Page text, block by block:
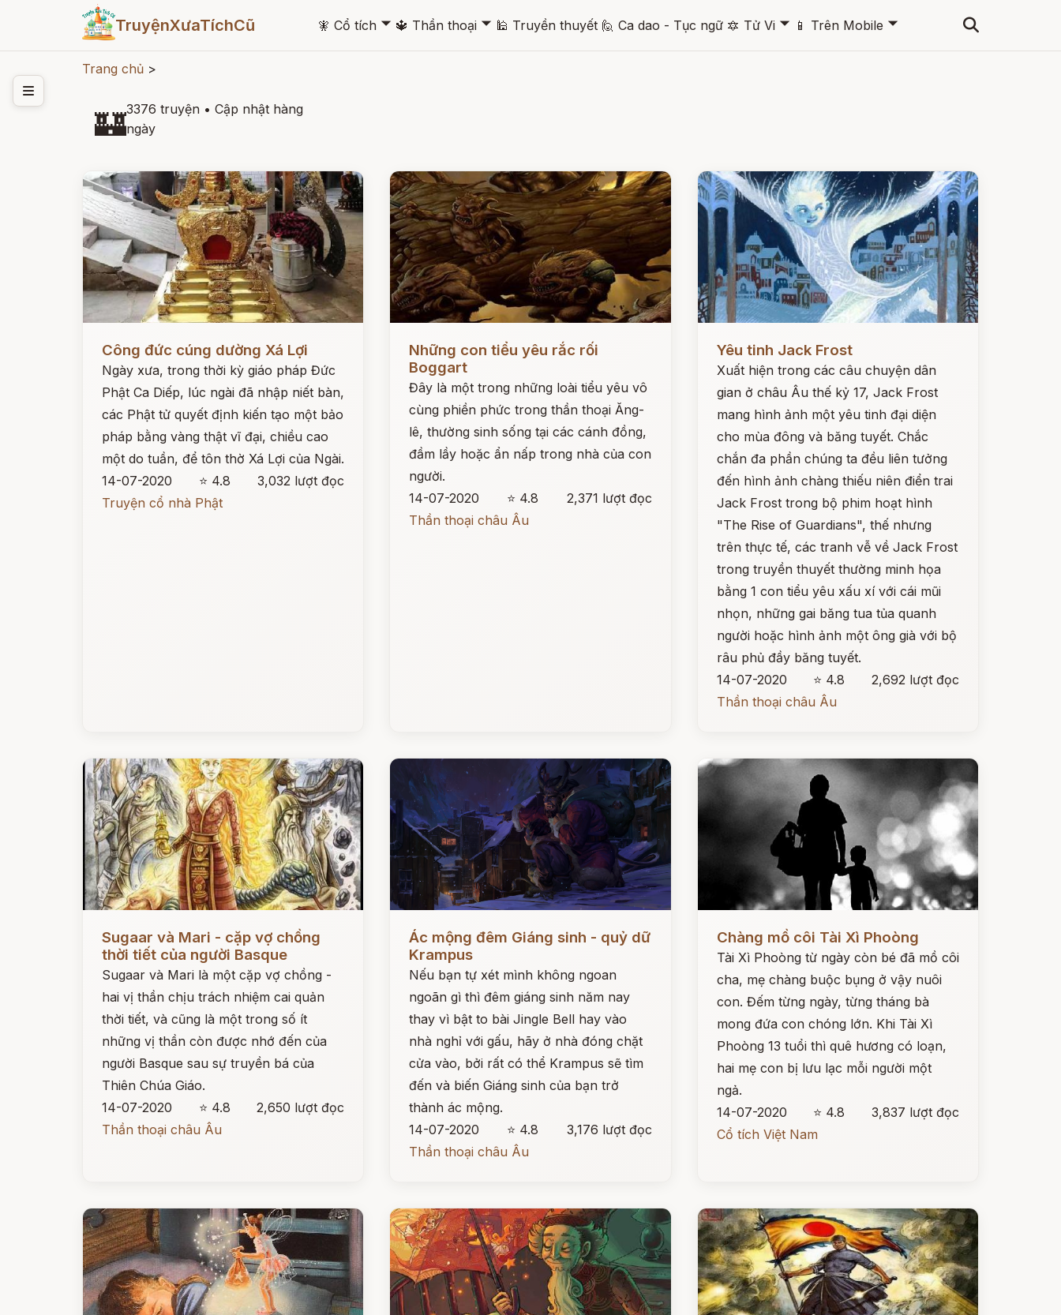
TruyệnXưaTíchCũ 🧚 Cổ tích 🞃 🔱 Thần thoại 🞃 🕌 Truyền thuyết 🙋 Ca dao - Tục ngữ 🔯 Tử Vi 🞃 📱 Trên Mobile 🞃
Trang chủ >
🏰3376 truyện • Cập nhật hàng
ngày
Công đức cúng dường Xá Lợi
Ngày xưa, trong thời kỳ giáo pháp Đức
Phật Ca Diếp, lúc ngài đã nhập niết bàn,
các Phật tử quyết định kiến tạo một bảo
pháp bằng vàng thật vĩ đại, chiều cao
một do tuần, để tôn thờ Xá Lợi của Ngài.
14-07-2020
⭐ 4.8
3,032 lượt đọc
Truyện cổ nhà Phật
Những con tiểu yêu rắc rối
Boggart
Đây là một trong những loài tiểu yêu vô
cùng phiền phức trong thần thoại Ăng-
lê, thường sinh sống tại các cánh đồng,
đầm lầy hoặc ẩn nấp trong nhà của con
người.
14-07-2020
⭐ 4.8
2,371 lượt đọc
Thần thoại châu Âu
Yêu tinh Jack Frost
Xuất hiện trong các câu chuyện dân
gian ở châu Âu thế kỷ 17, Jack Frost
mang hình ảnh một yêu tinh đại diện
cho mùa đông và băng tuyết. Chắc
chắn đa phần chúng ta đều liên tưởng
đến hình ảnh chàng thiếu niên điển trai
Jack Frost trong bộ phim hoạt hình
"The Rise of Guardians", thế nhưng
trên thực tế, các tranh vễ về Jack Frost
trong truyền thuyết thường minh họa
bằng 1 con tiểu yêu xấu xí với cái mũi
nhọn, những gai băng tua tủa quanh
người hoặc hình ảnh một ông già với bộ
râu phủ đầy băng tuyết.
14-07-2020
⭐ 4.8
2,692 lượt đọc
Thần thoại châu Âu
Sugaar và Mari - cặp vợ chồng
thời tiết của người Basque
Sugaar và Mari là một cặp vợ chồng -
hai vị thần chịu trách nhiệm cai quản
thời tiết, và cũng là một trong số ít
những vị thần còn được nhớ đến của
người Basque sau sự truyền bá của
Thiên Chúa Giáo.
14-07-2020
⭐ 4.8
2,650 lượt đọc
Thần thoại châu Âu
Đọc ngay
Ác mộng đêm Giáng sinh - quỷ dữ
Krampus
Nếu bạn tự xét mình không ngoan
ngoãn gì thì đêm giáng sinh năm nay
thay vì bật to bài Jingle Bell hay vào
nhà nghỉ với gấu, hãy ở nhà đóng chặt
cửa vào, bởi rất có thể Krampus sẽ tìm
đến và biến Giáng sinh của bạn trở
thành ác mộng.
14-07-2020
⭐ 4.8
3,176 lượt đọc
Thần thoại châu Âu
Chàng mồ côi Tài Xì Phoòng
Tài Xì Phoòng từ ngày còn bé đã mồ côi
cha, mẹ chàng buộc bụng ở vậy nuôi
con. Đếm từng ngày, từng tháng bà
mong đứa con chóng lớn. Khi Tài Xì
Phoòng 13 tuổi thì quê hương có loạn,
hai mẹ con bị lưu lạc mỗi người một
ngả.
14-07-2020
⭐ 4.8
3,837 lượt đọc
Cổ tích Việt Nam